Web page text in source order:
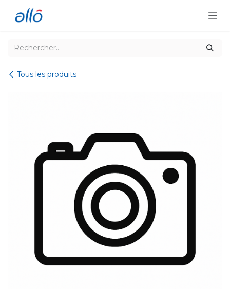
Tous les produits